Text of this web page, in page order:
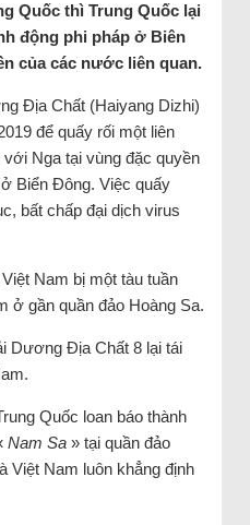
Quốc thì Trung Quốc lại
động phi pháp ở Biên
của các nước liên quan.
Địa Chất (Haiyang Dizhi)
để quấy rối một liên
Nga tại vùng đặc quyền
Biển Đông. Việc quấy
bất chấp đại dịch virus
Nam bị một tàu tuần
ở gần quần đảo Hoàng Sa.
Dương Địa Chất 8 lại tái
Quốc loan báo thành
Nam Sa» tại quần đảo
Việt Nam luôn khẳng định